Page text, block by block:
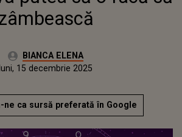
Autor:BIANCA ELENA
luni, 15 decembrie 2025
ne ca sursă preferată în Google